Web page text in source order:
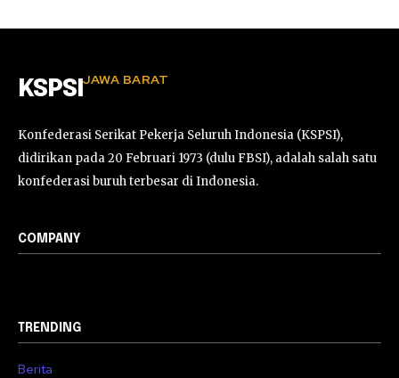
KSPSI JAWA BARAT
Konfederasi Serikat Pekerja Seluruh Indonesia (KSPSI),
didirikan pada 20 Februari 1973 (dulu FBSI), adalah salah satu
konfederasi buruh terbesar di Indonesia.
COMPANY
TRENDING
Berita